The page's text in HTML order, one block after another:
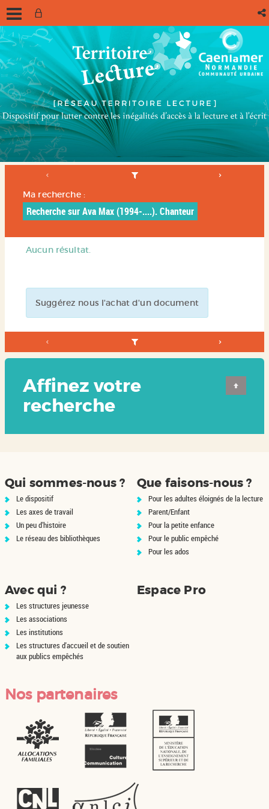
Ma recherche :
Recherche sur Ava Max (1994-....). Chanteur
Aucun résultat.
Suggérez nous l'achat d'un document
Affinez votre
recherche
Qui sommes-nous ?
Le dispositif
Les axes de travail
Un peu d'histoire
Le réseau des bibliothèques
Que faisons-nous ?
Pour les adultes éloignés de la lecture
Parent/Enfant
Pour la petite enfance
Pour le public empêché
Pour les ados
Avec qui ?
Les structures jeunesse
Les associations
Les institutions
Les structures d'accueil et de soutien
aux publics empêchés
Espace Pro
Nos partenaires